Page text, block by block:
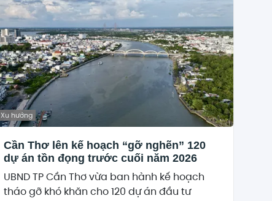
Xu hướng
Cần Thơ lên kế hoạch “gỡ nghẽn” 120
dự án tồn đọng trước cuối năm 2026
UBND TP Cần Thơ vừa ban hành kế hoạch
tháo gỡ khó khăn cho 120 dự án đầu tư